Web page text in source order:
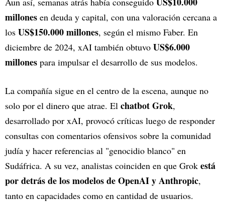
millones en deuda y capital, con una valoración cercana a
los US$150.000 millones, según el mismo Faber. En
diciembre de 2024, xAI también obtuvo US$6.000
millones para impulsar el desarrollo de sus modelos.
La compañía sigue en el centro de la escena, aunque no
solo por el dinero que atrae. El chatbot Grok,
desarrollado por xAI, provocó críticas luego de responder
consultas con comentarios ofensivos sobre la comunidad
judía y hacer referencias al "genocidio blanco" en
Sudáfrica. A su vez, analistas coinciden en que Grok está
por detrás de los modelos de OpenAI y Anthropic,
tanto en capacidades como en cantidad de usuarios.